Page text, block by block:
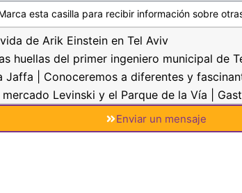
esta casilla para recibir información sobre
de Arik Einstein en Tel Aviv
huellas del primer ingeniero municipal de
| Conoceremos a diferentes y
Levinski y el Parque de la Vía |
Aviv | Rachel la Poetisa, Tirtza Atar y Lea
mediodía al mercado Levinski | En nuestro
Enviar un mensaje